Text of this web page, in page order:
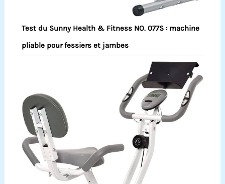
Test du Sunny Health & Fitness NO. 077S : machine
pliable pour fessiers et jambes